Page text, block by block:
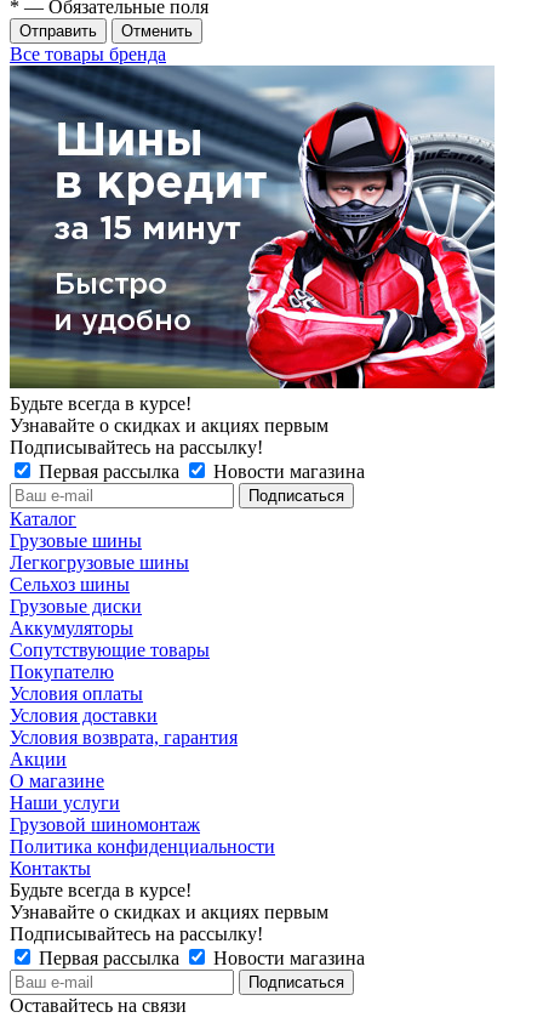
* — Обязательные поля
Отменить
Все товары бренда
Будьте всегда в курсе!
Узнавайте о скидках и акциях первым
Подписывайтесь на рассылку!
Первая рассылка
Новости магазина
Каталог
Грузовые шины
Легкогрузовые шины
Сельхоз шины
Грузовые диски
Аккумуляторы
Сопутствующие товары
Покупателю
Условия оплаты
Условия доставки
Условия возврата, гарантия
Акции
О магазине
Наши услуги
Грузовой шиномонтаж
Политика конфиденциальности
Контакты
Будьте всегда в курсе!
Узнавайте о скидках и акциях первым
Подписывайтесь на рассылку!
Первая рассылка
Новости магазина
Оставайтесь на связи